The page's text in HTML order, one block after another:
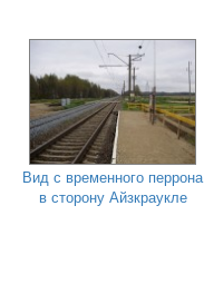
Вид с временного перрона
в сторону Айзкраукле